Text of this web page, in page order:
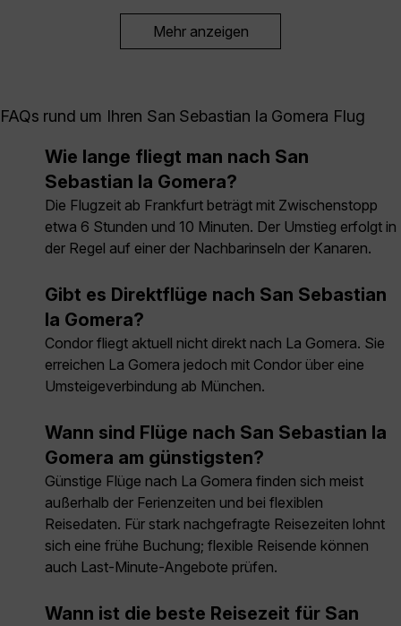
Mehr anzeigen
FAQs rund um Ihren San Sebastian la Gomera Flug
Wie lange fliegt man nach San
Sebastian la Gomera?
Die Flugzeit ab Frankfurt beträgt mit Zwischenstopp
etwa 6 Stunden und 10 Minuten. Der Umstieg erfolgt in
der Regel auf einer der Nachbarinseln der Kanaren.
Gibt es Direktflüge nach San Sebastian
la Gomera?
Condor fliegt aktuell nicht direkt nach La Gomera. Sie
erreichen La Gomera jedoch mit Condor über eine
Umsteigeverbindung ab München.
Wann sind Flüge nach San Sebastian la
Gomera am günstigsten?
Günstige Flüge nach La Gomera finden sich meist
außerhalb der Ferienzeiten und bei flexiblen
Reisedaten. Für stark nachgefragte Reisezeiten lohnt
sich eine frühe Buchung; flexible Reisende können
auch Last-Minute-Angebote prüfen.
Wann ist die beste Reisezeit für San